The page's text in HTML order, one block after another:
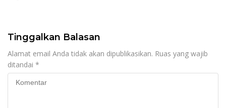
Tinggalkan Balasan
Alamat email Anda tidak akan dipublikasikan. Ruas yang wajib
ditandai *